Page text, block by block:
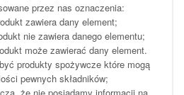
przez nas oznaczenia:
zawiera dany element;
nie zawiera danego elementu;
może zawierać dany element.
produkty spożywcze które mogą
pewnych składników;